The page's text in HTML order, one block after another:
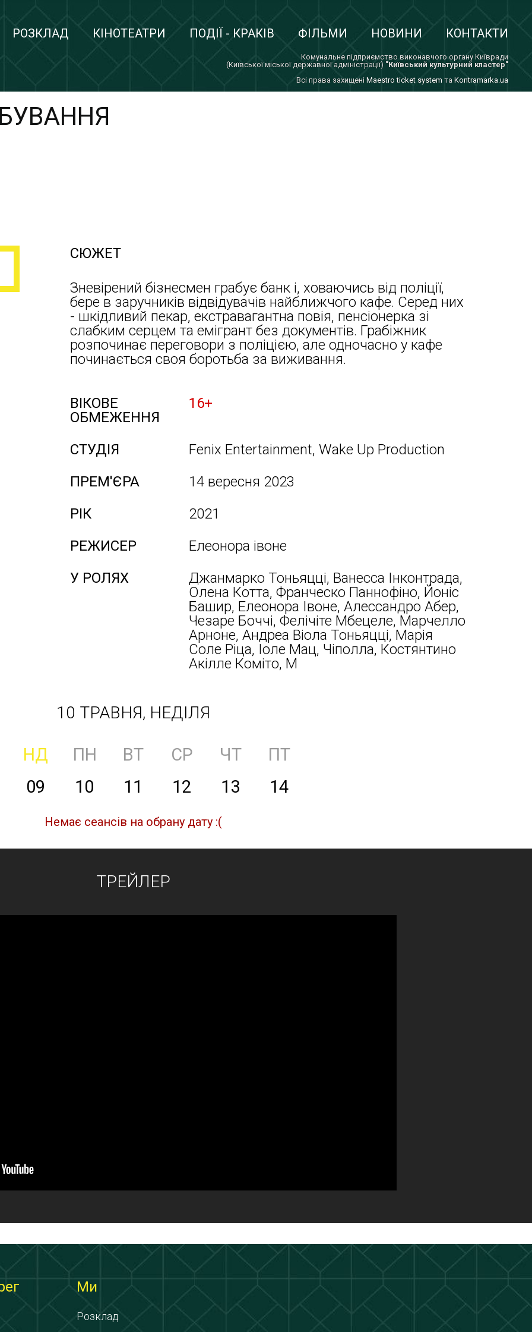
РОЗКЛАД КІНОТЕАТРИ ПОДІЇ - КРАКІВ ФІЛЬМИ НОВИНИ КОНТАКТИ
Комунальне підприємство виконавчого органу Київради
(Київської міської державної адміністрації) "Київський культурний кластер"
Всi права захищенi Maestro ticket system та Kontramarka.ua
СЮЖЕТ
Зневірений бізнесмен грабує банк і, ховаючись від поліції,
бере в заручників відвідувачів найближчого кафе. Серед них
- шкідливий пекар, екстравагантна повія, пенсіонерка зі
слабким серцем та емігрант без документів. Грабіжник
розпочинає переговори з поліцією, але одночасно у кафе
починається своя боротьба за виживання.
ВІКОВЕ
ОБМЕЖЕННЯ
16+
СТУДІЯ
Fenix Entertainment, Wake Up Production
ПРЕМ'ЄРА
14 вересня 2023
РІК
2021
РЕЖИСЕР
Елеонора івоне
У РОЛЯХ
Джанмарко Тоньяцці, Ванесса Інконтрада,
Олена Котта, Франческо Паннофіно, Йоніс
Башир, Елеонора Івоне, Алессандро Абер,
Чезаре Боччі, Фелічіте Мбецеле, Марчелло
Арноне, Андреа Віола Тоньяцці, Марія
Соле Ріца, Іоле Мац, Чіполла, Костянтино
Акілле Коміто, М
10 ТРАВНЯ, НЕДІЛЯ
НД ПН ВТ СР ЧТ
ПТ
09 10 11 12 13 14
Немає сеансів на обрану дату :(
ТРЕЙЛЕР
Ми
Розклад